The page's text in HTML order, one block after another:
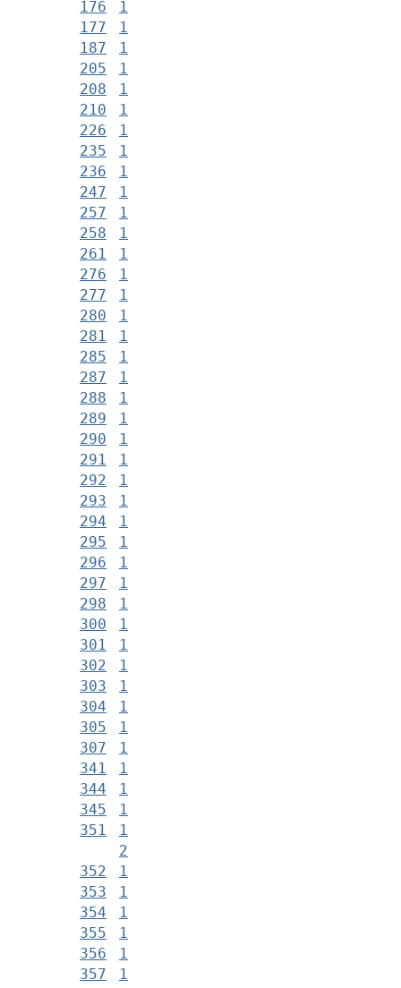
176
1
177
1
187
1
205
1
208
1
210
1
226
1
235
1
236
1
247
1
257
1
258
1
261
1
276
1
277
1
280
1
281
1
285
1
287
1
288
1
289
1
290
1
291
1
292
1
293
1
294
1
295
1
296
1
297
1
298
1
300
1
301
1
302
1
303
1
304
1
305
1
307
1
341
1
344
1
345
1
351
1
2
352
1
353
1
354
1
355
1
356
1
357
1